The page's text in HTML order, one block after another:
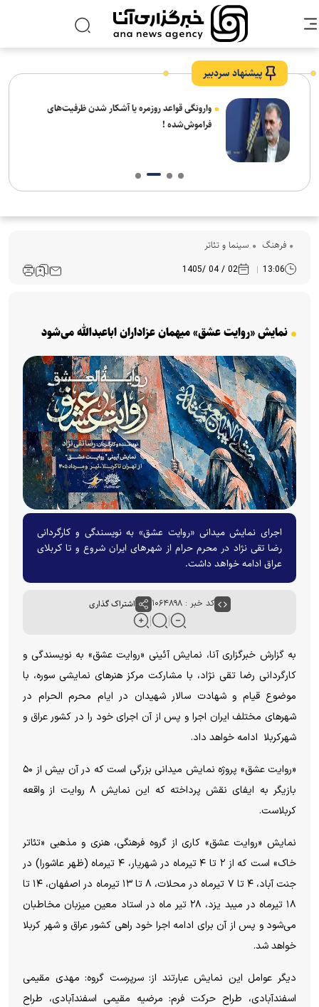
پیشنهاد سردبیر
وارونگی قواعد روزمره یا آشکار شدن ظرفیت‌های
فراموش‌شده !
فرهنگ‌ سینما و تئاتر
13:06
02 / 04 /1405
نمایش «روایت عشق» میهمان عزاداران اباعبدالله می‌شود
اجرای نمایش میدانی «روایت عشق» به نویسندگی و کارگردانی
رضا تقی نژاد در محرم حرام از شهر‌های ایران شروع و تا کربلای
عراق ادامه خواهد داشت.
کد خبر : ۱۰۶۴۸۹۸ اشتراک گذاری
به گزارش خبرگزاری آنا، نمایش آئینی «روایت عشق» به نویسندگی و
کارگردانی رضا تقی نژاد، با مشارکت مرکز هنر‌های نمایشی سوره، با
موضوع قیام و شهادت سالار شهیدان در ایام محرم الحرام در
شهر‌های مختلف ایران اجرا و پس از آن اجرای خود را در کشور عراق و
شهرکربلا ادامه خواهد داد.
«روایت عشق» پروژه نمایش میدانی بزرگی است که در آن بیش از ۵۰
بازیگر به ایفای نقش پرداخته که این نمایش ۸ روایت از واقعه
کربلاست.
نمایش «روایت عشق» کاری از گروه فرهنگی، هنری و مذهبی «تئاتر
خاک» است که از ۲ تا ۴ تیرماه در شهریار، ۴ تیرماه (ظهر عاشورا) در
جنت آباد، ۴ تا ۷ تیرماه در محلات، ۸ تا ۱۳ تیرماه در اصفهان، ۱۴ تا
۱۸ تیرماه در میبد یزد، ۲۸ تیر ماه در استاد معین میزبان مخاطبان
می‌شود و پس از آن برای ادامه اجرا خود راهی کشور عراق و شهر کربلا
خواهد شد.
دیگر عوامل این نمایش عبارتند از: سرپرست گروه: مهدی مقیمی
اسفندآبادی، طراح حرکت فرم: مرضیه مقیمی اسفندآبادی، طراح